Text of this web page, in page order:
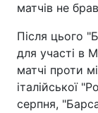
матчів не
Після цього
для участі в
матчі проти
італійської
серпня,